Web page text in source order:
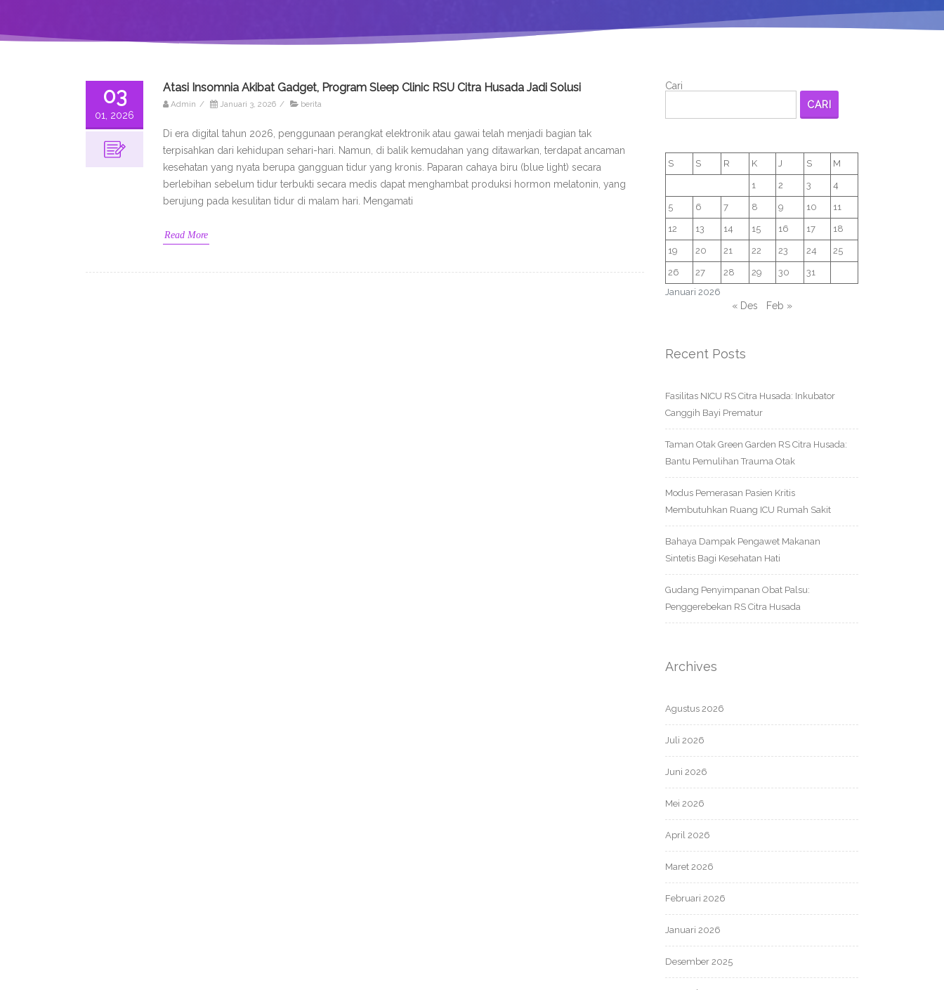
03
01, 2026
Atasi Insomnia Akibat Gadget, Program Sleep Clinic RSU Citra Husada Jadi Solusi
Admin / Januari 3, 2026 / berita
Di era digital tahun 2026, penggunaan perangkat elektronik atau gawai telah menjadi bagian tak
terpisahkan dari kehidupan sehari-hari. Namun, di balik kemudahan yang ditawarkan, terdapat ancaman
kesehatan yang nyata berupa gangguan tidur yang kronis. Paparan cahaya biru (blue light) secara
berlebihan sebelum tidur terbukti secara medis dapat menghambat produksi hormon melatonin, yang
berujung pada kesulitan tidur di malam hari. Mengamati
Read More
Cari
CARI
Januari 2026
S S R K J S M
1 2 3 4
5 6 7 8 9 10 11
12 13 14 15 16 17 18
19 20 21 22 23 24 25
26 27 28 29 30 31
« Des Feb »
Recent Posts
Fasilitas NICU RS Citra Husada: Inkubator
Canggih Bayi Prematur
Taman Otak Green Garden RS Citra Husada:
Bantu Pemulihan Trauma Otak
Modus Pemerasan Pasien Kritis
Membutuhkan Ruang ICU Rumah Sakit
Bahaya Dampak Pengawet Makanan
Sintetis Bagi Kesehatan Hati
Gudang Penyimpanan Obat Palsu:
Penggerebekan RS Citra Husada
Archives
Agustus 2026
Juli 2026
Juni 2026
Mei 2026
April 2026
Maret 2026
Februari 2026
Januari 2026
Desember 2025